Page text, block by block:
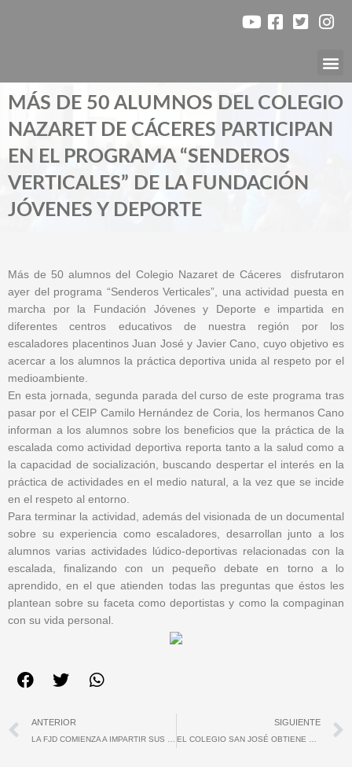
MÁS DE 50 ALUMNOS DEL COLEGIO
NAZARET DE CÁCERES PARTICIPAN
EN EL PROGRAMA “SENDEROS
VERTICALES” DE LA FUNDACIÓN
JÓVENES Y DEPORTE
Más de 50 alumnos del Colegio Nazaret de Cáceres disfrutaron
ayer del programa “Senderos Verticales”, una actividad puesta en
marcha por la Fundación Jóvenes y Deporte e impartida en
diferentes centros educativos de nuestra región por los
escaladores placentinos Juan José y Javier Cano, cuyo objetivo es
acercar a los alumnos la práctica deportiva unida al respeto por el
medioambiente.
En esta jornada, segunda parada del curso de este programa tras
pasar por el CEIP Camilo Hernández de Coria, los hermanos Cano
informan a los alumnos sobre los beneficios que la práctica de la
escalada como actividad deportiva reporta tanto a la salud como a
la capacidad de socialización, buscando despertar el interés en la
práctica de actividades en el medio natural, a la vez que se incide
en el respeto al entorno.
Para terminar la actividad, además del visionada de un documental
sobre su experiencia como escaladores, desarrollan junto a los
alumnos varias actividades lúdico-deportivas relacionadas con la
escalada, finalizando con un pequeño debate en torno a lo
aprendido, en el que atienden todas las preguntas que éstos les
plantean sobre su faceta como deportistas y como la compaginan
con su vida personal.
Ant
ANTERIOR SIGUIENTE